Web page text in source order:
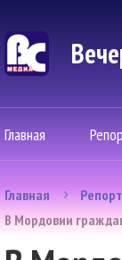
Главная
Главная
В Мордовии